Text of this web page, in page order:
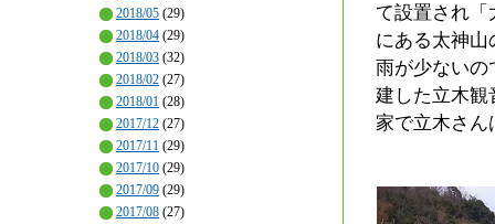
2018/05 (29)
2018/04 (29)
2018/03 (32)
2018/02 (27)
2018/01 (28)
2017/12 (27)
2017/11 (29)
2017/10 (29)
2017/09 (29)
2017/08 (27)
て設置され
にある太神
雨が少ないの
建した立木観
家で立木さ